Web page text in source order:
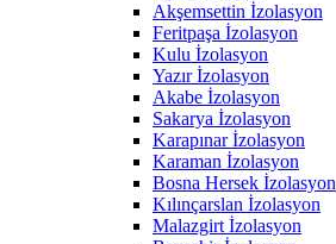
Akşemsettin İzolasyon
Feritpaşa İzolasyon
Kulu İzolasyon
Yazır İzolasyon
Akabe İzolasyon
Sakarya İzolasyon
Karapınar İzolasyon
Karaman İzolasyon
Bosna Hersek İzolasyon
Kılınçarslan İzolasyon
Malazgirt İzolasyon